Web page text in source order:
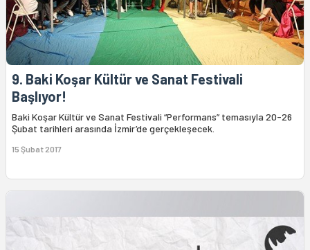
9. Baki Koşar Kültür ve Sanat Festivali
Başlıyor!
Baki Koşar Kültür ve Sanat Festivali “Performans” temasıyla 20-26
Şubat tarihleri arasında İzmir’de gerçekleşecek.
15 Şubat 2017